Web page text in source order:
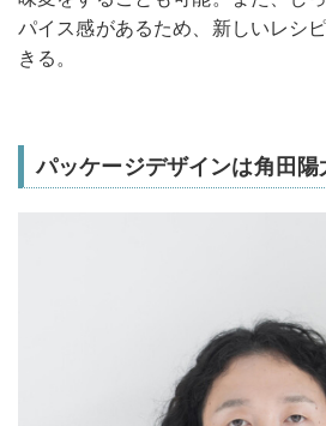
パイス感があるため、新しいレシ
きる。
パッケージデザインは角田陽